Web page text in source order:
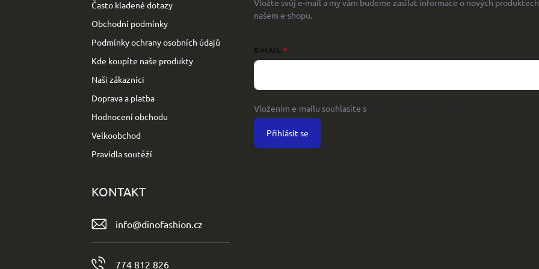
Často kladené dotazy
Obchodní podmínky
Podmínky ochrany osobních údajů
Kde koupíte naše produkty
Naši zákazníci
Doprava a platba
Hodnocení obchodu
Velkoobchod
Pravidla soutěží
Vložte svůj e-mail a my vám budeme zasílat informace o nových
našem e-shopu.
E-MAIL
Vložením e-mailu souhlasíte s
Přihlásit se
KONTAKT
info@dinofashion.cz
774 812 826